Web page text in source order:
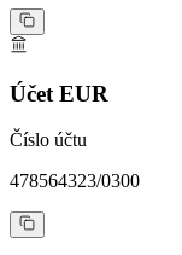
Účet EUR
Číslo účtu
478564323/0300